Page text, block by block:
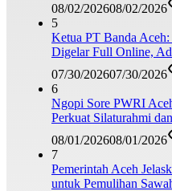
08/02/202608/02/2026
5
Ketua PT Banda
Digelar Full Online,
07/30/202607/30/2026
6
Ngopi Sore PWRI
Perkuat Silaturahmi
08/01/202608/01/2026
7
Pemerintah Aceh
untuk Pemulihan